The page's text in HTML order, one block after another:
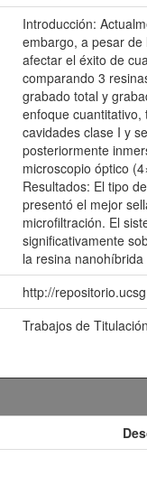
Introducción:
embargo, a pesar
afectar el éxito de
comparando 3
grabado total y
enfoque
cavidades clase I y
posteriormente
microscopio óptico
Resultados: El tipo
presentó el mejor
microfiltración. El
significativamente
la resina
http://
Trabajos de